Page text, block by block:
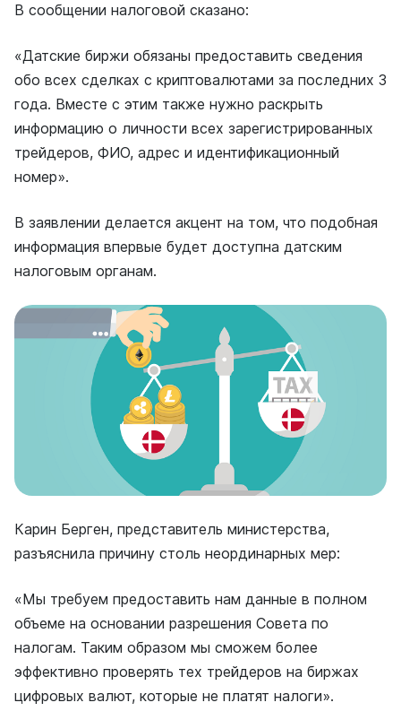
В сообщении налоговой сказано:
«Датские биржи обязаны предоставить сведения
обо всех сделках с криптовалютами за последних 3
года. Вместе с этим также нужно раскрыть
информацию о личности всех зарегистрированных
трейдеров, ФИО, адрес и идентификационный
номер».
В заявлении делается акцент на том, что подобная
информация впервые будет доступна датским
налоговым органам.
Карин Берген, представитель министерства,
разъяснила причину столь неординарных мер:
«Мы требуем предоставить нам данные в полном
объеме на основании разрешения Совета по
налогам. Таким образом мы сможем более
эффективно проверять тех трейдеров на биржах
цифровых валют, которые не платят налоги».